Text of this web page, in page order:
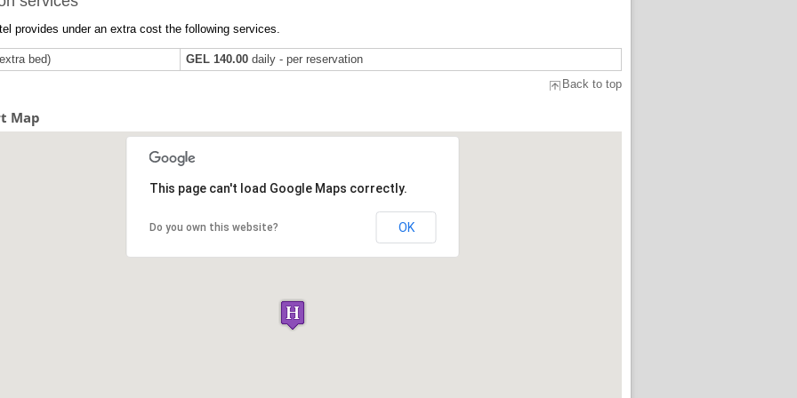
provides under an extra cost the following services.
bed) GEL 140.00 daily - per reservation
Back to top
Map
This page can't load Google Maps correctly.
Do you own this website? OK